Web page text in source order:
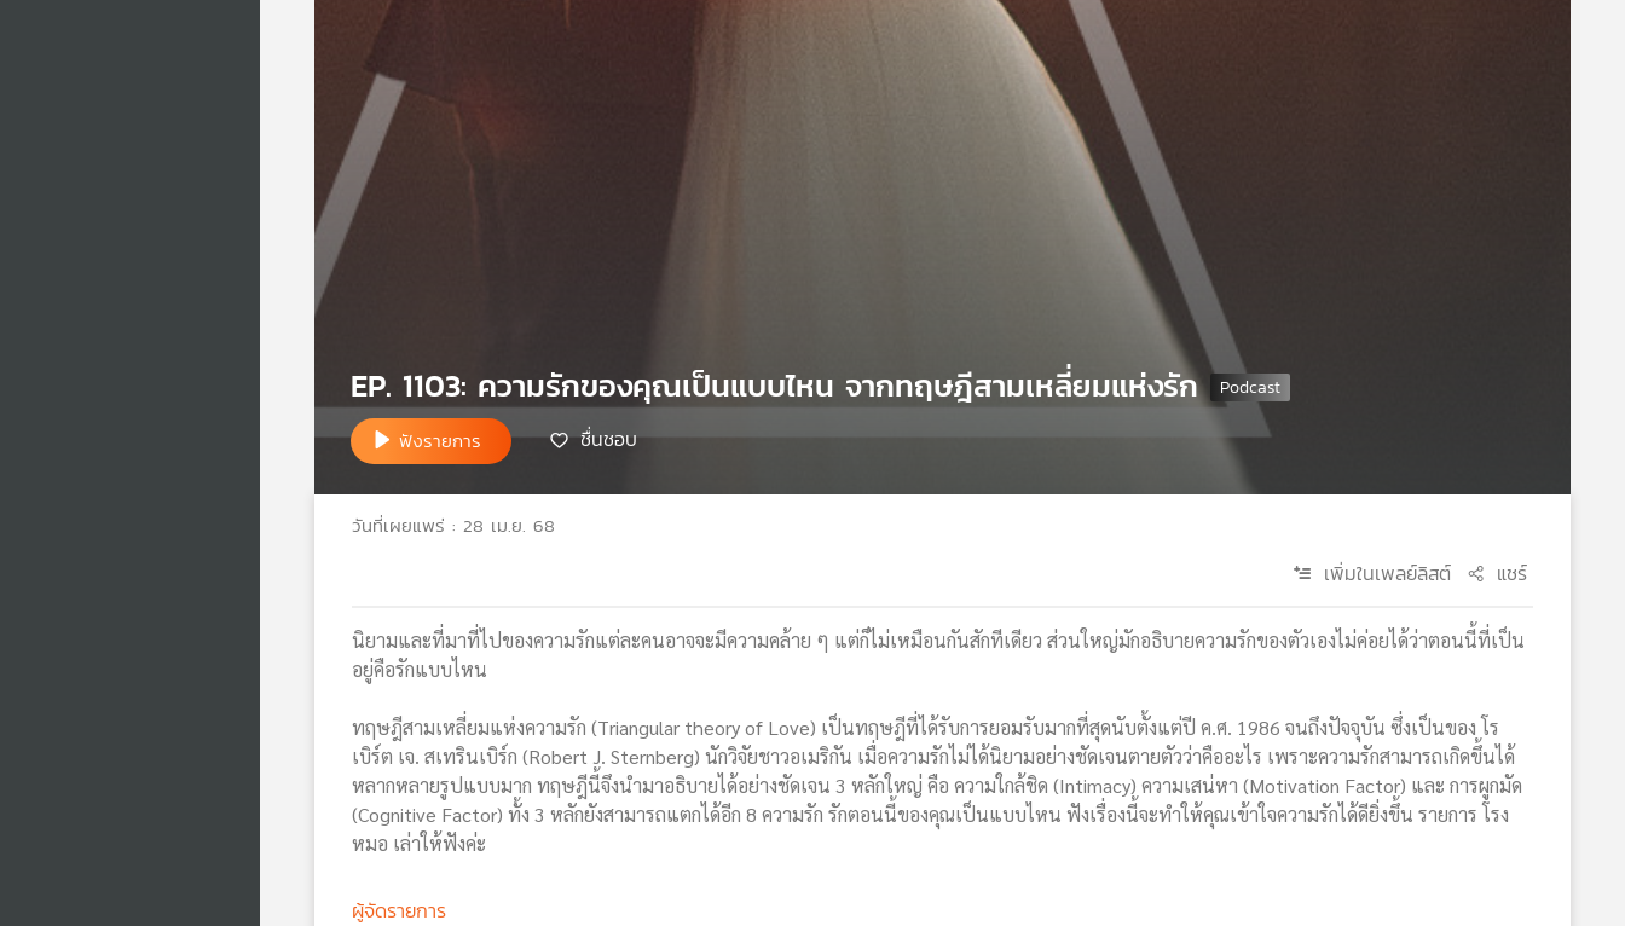
EP. 1103: ความรักของคุณเป็นแบบไหน จากทฤษฎีสามเหลี่ยมแห่งรัก
ฟังรายการ ชื่นชอบ
วันที่เผยแพร่ : 28 เม.ย. 68
เพิ่มในเพลย์ลิสต์ แชร์
นิยามและที่มาที่ไปของความรักแต่ละคนอาจจะมีความคล้าย ๆ แต่ก็ไม่เหมือนกันสักทีเดียว ส่วนใหญ่มักอธิบายความรักของตัวเองไม่ค่อยได้ว่าตอนนี้ที่เป็น
อยู่คือรักแบบไหน
ทฤษฎีสามเหลี่ยมแห่งความรัก (Triangular theory of Love) เป็นทฤษฎีที่ได้รับการยอมรับมากที่สุดนับตั้งแต่ปี ค.ศ. 1986 จนถึงปัจจุบัน ซึ่งเป็นของ โร
เบิร์ต เจ. สเทรินเบิร์ก (Robert J. Sternberg) นักวิจัยชาวอเมริกัน เมื่อความรักไม่ได้นิยามอย่างชัดเจนตายตัวว่าคืออะไร เพราะความรักสามารถเกิดขึ้นได้
หลากหลายรูปแบบมาก ทฤษฎีนี้จึงนำมาอธิบายได้อย่างชัดเจน 3 หลักใหญ่ คือ ความใกล้ชิด (Intimacy) ความเสน่หา (Motivation Factor) และ การผูกมัด
(Cognitive Factor) ทั้ง 3 หลักยังสามารถแตกได้อีก 8 ความรัก รักตอนนี้ของคุณเป็นแบบไหน ฟังเรื่องนี้จะทำให้คุณเข้าใจความรักได้ดียิ่งขึ้น รายการ โรง
หมอ เล่าให้ฟังค่ะ
ผู้จัดรายการ